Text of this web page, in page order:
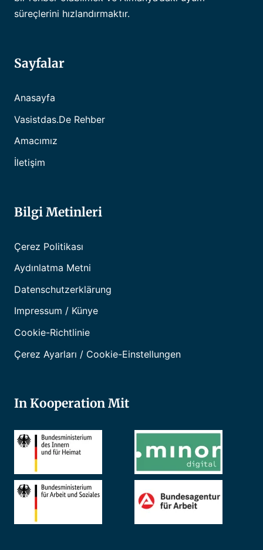
süreçlerini hızlandırmaktır.
Sayfalar
Anasayfa
Vasistdas.de Rehber
Amacımız
İletişim
Bilgi Metinleri
Çerez Politikası
Aydınlatma Metni
Datenschutzerklärung
Impressum / Künye
Cookie-Richtlinie
Çerez Ayarları / Cookie-Einstellungen
In Kooperation Mit